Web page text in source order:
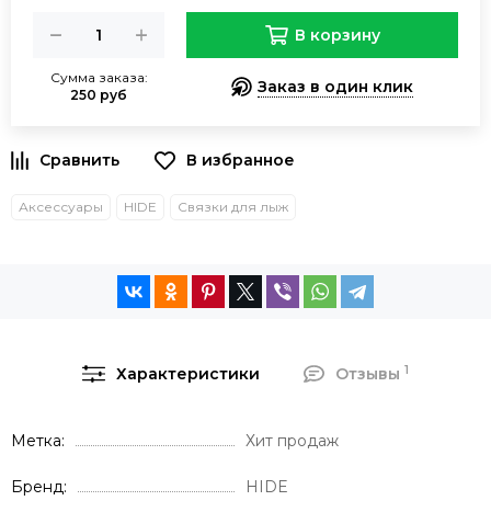
Сумма заказа:
250 руб
В корзину
Заказ в один клик
Аксессуары HIDE Связки для лыж
Характеристики Отзывы 1
Метка Хит продаж
Бренд HIDE